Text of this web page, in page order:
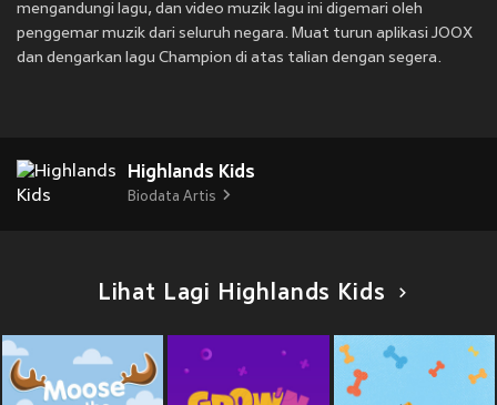
mengandungi lagu, dan video muzik lagu ini digemari oleh
penggemar muzik dari seluruh negara. Muat turun aplikasi JOOX
dan dengarkan lagu Champion di atas talian dengan segera.
Highlands Kids
Biodata Artis
Lihat Lagi Highlands Kids